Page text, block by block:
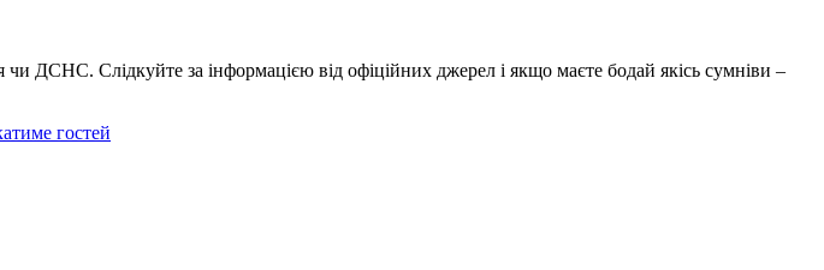
ДСНС. Слідкуйте за інформацією від офіційних джерел і якщо маєте бодай якісь сумніви –
гостей